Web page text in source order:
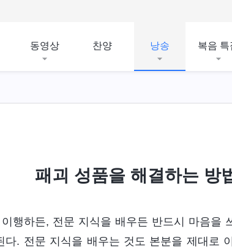
동영상 찬양 낭송 복음 특
패괴 성품을 해결하는 방
행하든, 전문 지식을 배우든 반드시 마음을
다. 전문 지식을 배우는 것도 본분을 제대로